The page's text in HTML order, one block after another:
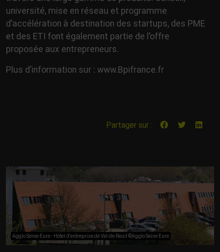
université, mise en réseau et programme
d’accélération à destination des startups, des PME
et des ETI font également partie de l’offre
proposée aux entrepreneurs.
Plus d’information sur : www.Bpifrance.fr
Partager sur :
Agglo Seine-Eure - Hôtel d'entreprise de Val-de-Reuil ©Agglo Seine Eure